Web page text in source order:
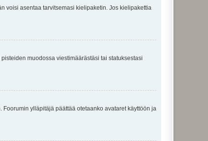
voisi asentaa tarvitsemasi kielipaketin. Jos kielipakettia
muodossa viestimäärästäsi tai statuksestasi
ylläpitäjä päättää otetaanko avataret käyttöön ja